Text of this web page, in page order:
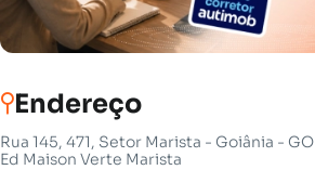
Endereço
Rua 145, 471, Setor Marista - Goiânia - GO
Ed Maison Verte Marista